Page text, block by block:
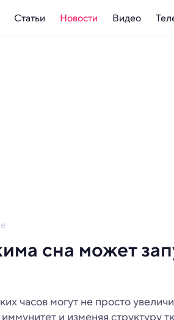
Статьи Новости Видео
сна может
часов могут не просто